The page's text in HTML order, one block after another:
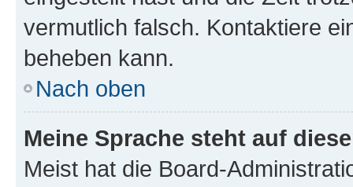
vermutlich falsch. Kontaktiere
beheben kann.
Nach oben
Meine Sprache steht auf
Meist hat die Board-